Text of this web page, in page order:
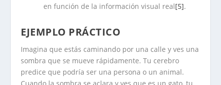
en función de la información visual real[5].
EJEMPLO PRÁCTICO
Imagina que estás caminando por una calle y ves una
sombra que se mueve rápidamente. Tu cerebro
predice que podría ser una persona o un animal.